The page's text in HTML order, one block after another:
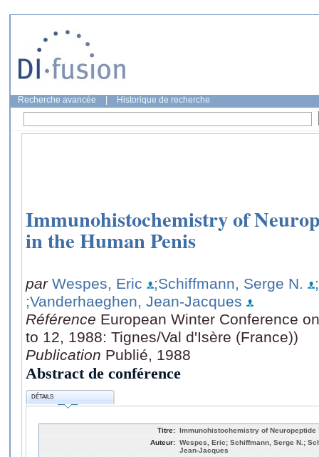
Recherche avancée Historique de recherche
Immunohistochemistry of
in the Human Penis
par Wespes, Eric ;Schiffmann, Serge N.
;Vanderhaeghen, Jean-Jacques
Référence European Winter Conference
to 12, 1988: Tignes/Val d'Isère (France))
Publication Publié, 1988
Abstract de conférence
DÉTAILS
Titre: Immunohistochemistry of
Auteur: Wespes, Eric; Schiffmann, Serge N.;
Jean-Jacques